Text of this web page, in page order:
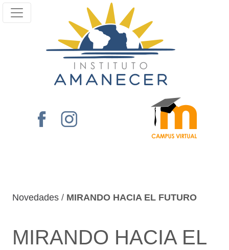
Novedades / MIRANDO HACIA EL FUTURO
MIRANDO HACIA EL